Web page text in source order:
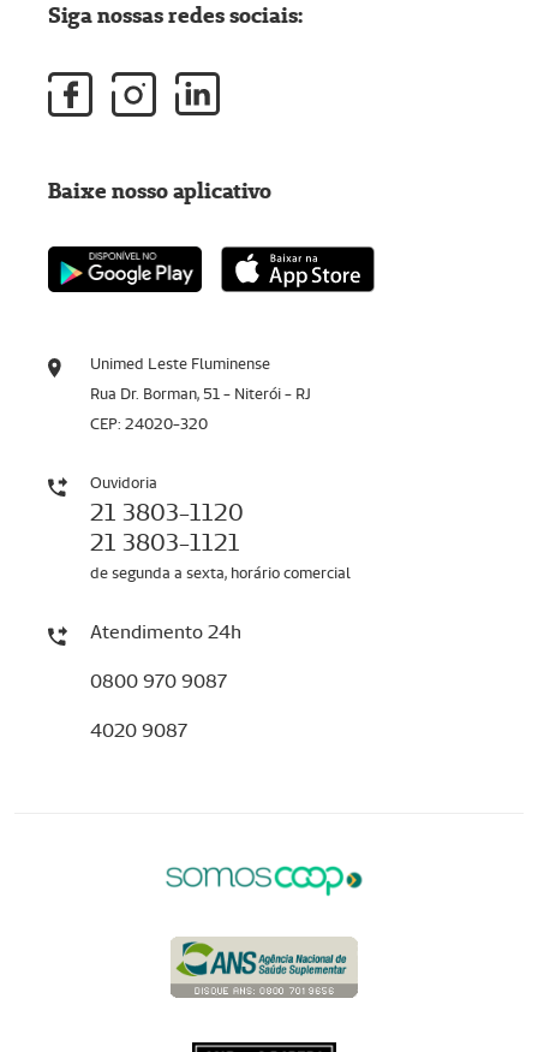
Unimed Leste Fluminense
Rua Dr. Borman, 51 - Niterói - RJ
CEP: 24020-320
Ouvidoria
21 3803-1120
21 3803-1121
de segunda a sexta, horário comercial
Atendimento 24h
0800 970 9087
4020 9087
Siga nossas redes sociais:
Baixe nosso aplicativo